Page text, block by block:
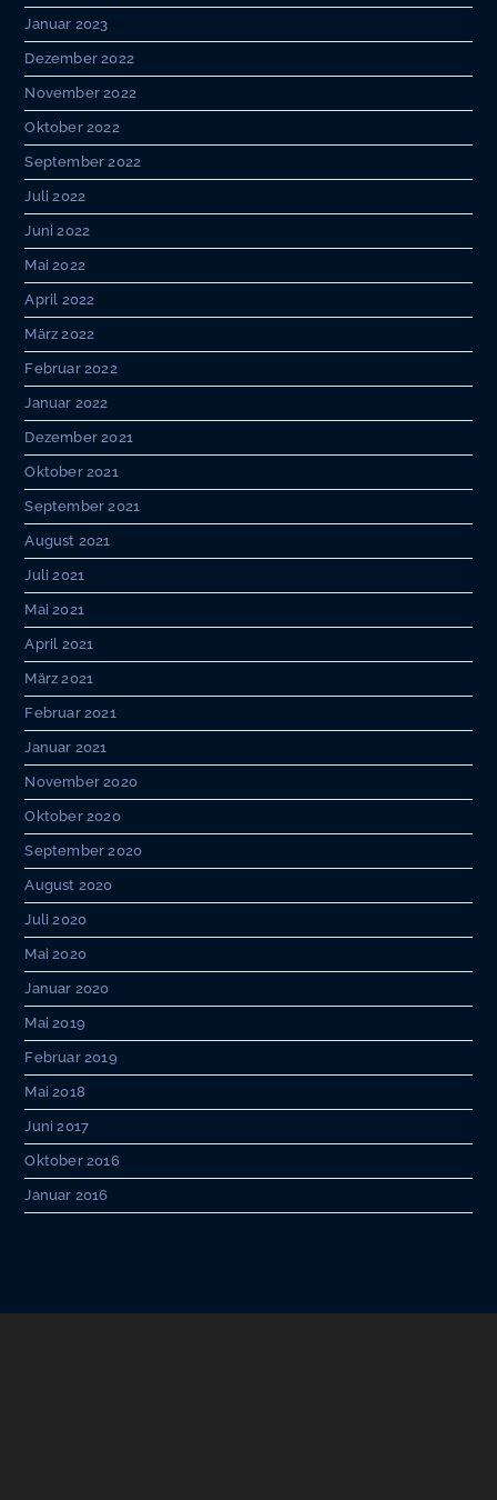
Januar 2023
Dezember 2022
November 2022
Oktober 2022
September 2022
Juli 2022
Juni 2022
Mai 2022
April 2022
März 2022
Februar 2022
Januar 2022
Dezember 2021
Oktober 2021
September 2021
August 2021
Juli 2021
Mai 2021
April 2021
März 2021
Februar 2021
Januar 2021
November 2020
Oktober 2020
September 2020
August 2020
Juli 2020
Mai 2020
Januar 2020
Mai 2019
Februar 2019
Mai 2018
Juni 2017
Oktober 2016
Januar 2016